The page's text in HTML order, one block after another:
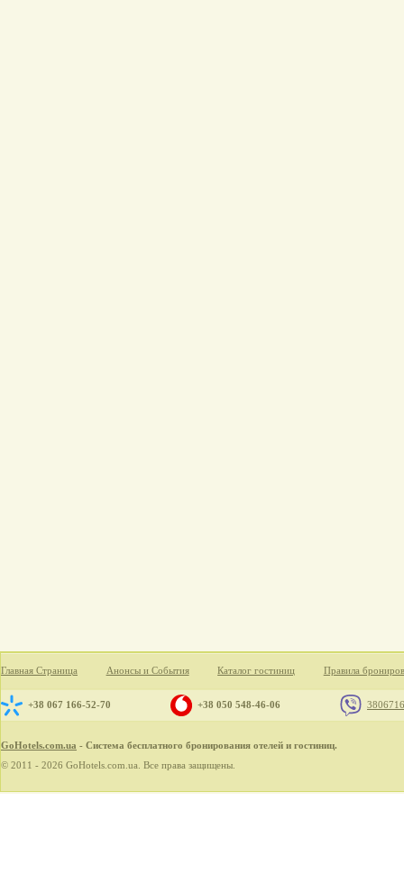
Главная Страница Анонсы и События Каталог гостиниц Правила
+38 067 166-52-70 +38 050 548-46-06
GoHotels.com.ua - Система бесплатного бронирования отелей и гостиниц.
© 2011 - 2026 GoHotels.com.ua. Все права защищены.